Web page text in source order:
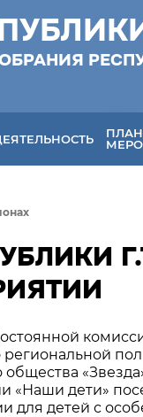
«Наши дети»
для детей с